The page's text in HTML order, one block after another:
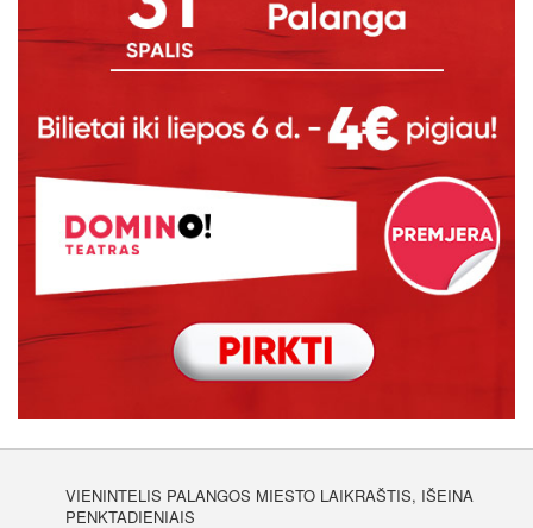
VIENINTELIS PALANGOS MIESTO LAIKRAŠTIS, IŠEINA
PENKTADIENIAIS